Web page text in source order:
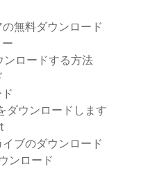
無料ダウンロード
ンロードする方法
ダウンロードします
ブのダウンロード
ンロード